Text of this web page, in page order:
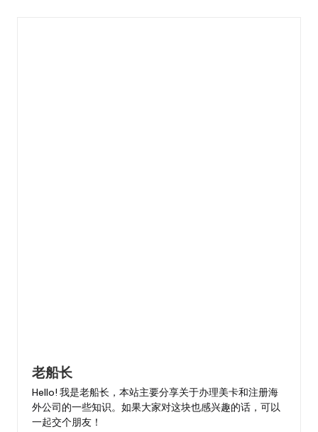
老船长
Hello! 我是老船长，本站主要分享关于办理美卡和注册海
外公司的一些知识。如果大家对这块也感兴趣的话，可以
一起交个朋友！